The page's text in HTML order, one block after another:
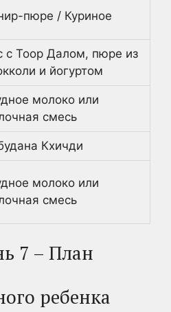
пюре / Куриное
с Тоор Далом, пюре из
и йогуртом
молоко или
смесь
Кхичди
молоко или
смесь
7 – План
ребенка